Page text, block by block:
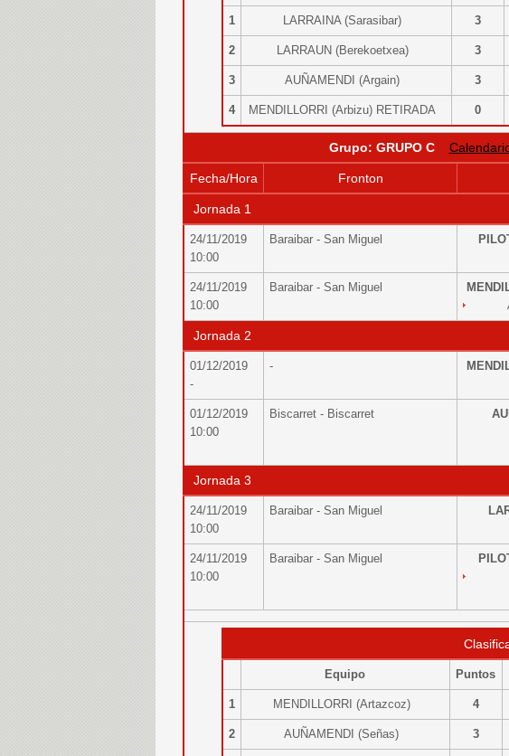
1 LARRAINA (Sarasibar) 3
2 LARRAUN (Berekoetxea) 3
3 AUÑAMENDI (Argain) 3
4 MENDILLORRI (Arbizu) RETIRADA 0
Grupo: GRUPO C
Fecha/Hora Fronton
Jornada 1
24/11/2019
10:00
Baraibar - San Miguel
24/11/2019
10:00
Baraibar - San Miguel
Jornada 2
01/12/2019
-
-
01/12/2019
10:00
Biscarret - Biscarret
Jornada 3
24/11/2019
10:00
Baraibar - San Miguel
24/11/2019
10:00
Baraibar - San Miguel
Equipo Puntos
1 MENDILLORRI (Artazcoz) 4
2 AUÑAMENDI (Señas) 3